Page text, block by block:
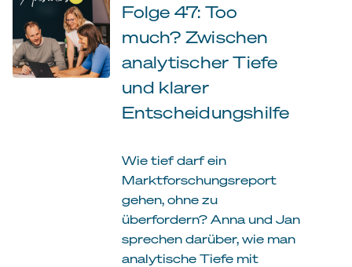
Folge 47: Too
much? Zwischen
analytischer Tiefe
und klarer
Entscheidungshilfe
Wie tief darf ein
Marktforschungsreport
gehen, ohne zu
überfordern? Anna und Jan
sprechen darüber, wie man
analytische Tiefe mit